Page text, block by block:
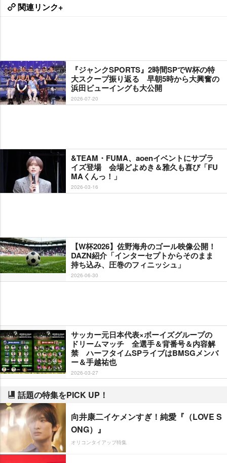
関連リンク+
『ジャンクSPORTS』2時間SPでW杯の特
大スクープ振り返る 早朝5時から大興奮の
浜田ビューイングも大公開
2026-07-20
&TEAM・FUMA、aoenイベントにサプラ
イズ登場 会場どよめき＆雅久も喜び「FU
MAくんっ！」
2026-03-16
【W杯2026】佐野海舟のゴール映像公開！
DAZN紹介「インターセプトからそのまま
持ち込み、圧巻のフィニッシュ」
2026-06-30
サッカー元日本代表×ボーイズグループの
ドリームマッチ 全選手＆背番号＆内容解
禁 ハーフタイムSPライブはBMSGメンバ
ー＆手越祐也
2026-03-27
話題の特集をPICK UP！
向井康二イケメンすぎ！純愛『（LOVE S
ONG）』
オリコンタイアップ特集